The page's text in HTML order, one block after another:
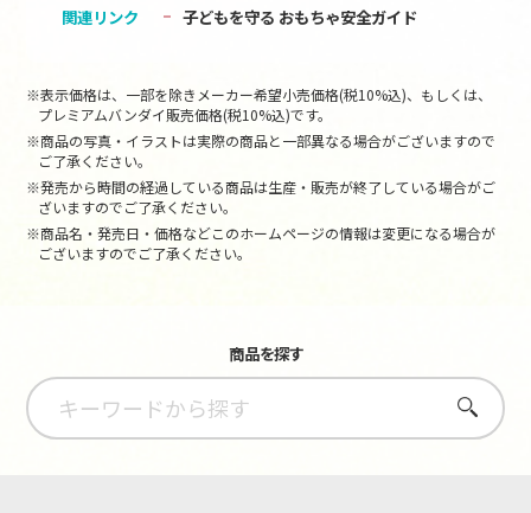
関連リンク
子どもを守る おもちゃ安全ガイド
※表示価格は、一部を除きメーカー希望小売価格(税10%込)、もしくは、
プレミアムバンダイ販売価格(税10%込)です。
※商品の写真・イラストは実際の商品と一部異なる場合がございますので
ご了承ください。
※発売から時間の経過している商品は生産・販売が終了している場合がご
ざいますのでご了承ください。
※商品名・発売日・価格などこのホームページの情報は変更になる場合が
ございますのでご了承ください。
商品を探す
さがす